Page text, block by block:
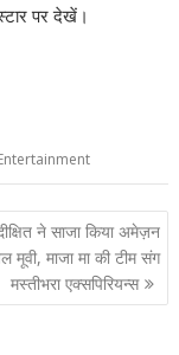
पर देखें।
ने साजा किया अमेज़न
मूवी, माजा मा की टीम संग
मस्तीभरा एक्सपिरियन्स